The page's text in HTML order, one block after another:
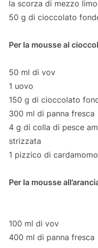
la scorza di mezzo
50 g di cioccolato
Per la mousse al
50 ml di vov
1 uovo
150 g di cioccolato
300 ml di panna fresca
4 g di colla di pesce
strizzata
1 pizzico di
Per la mousse
100 ml di vov
400 ml di panna fresca